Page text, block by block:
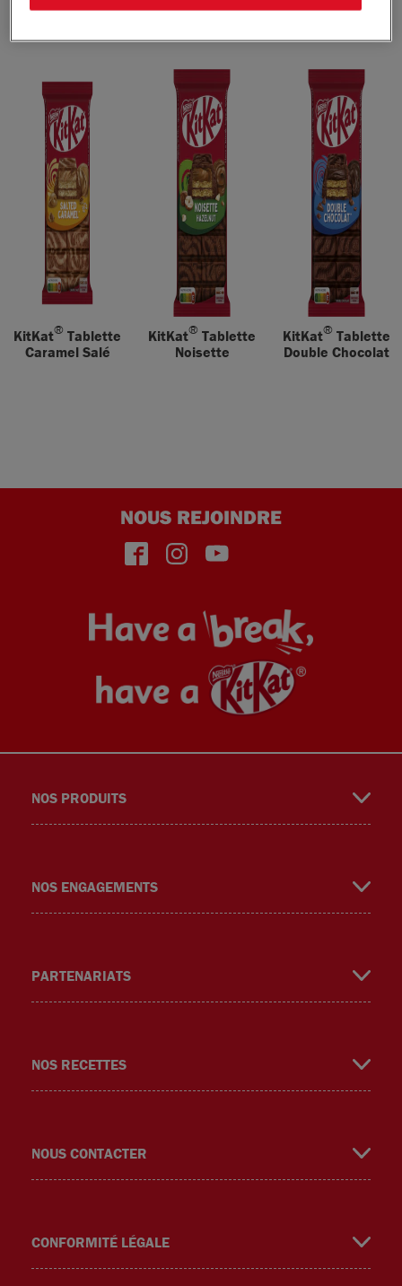
KitKat® Tablette
Caramel Salé
KitKat® Tablette
Noisette
KitKat® Tablette
Double Chocolat
NOUS REJOINDRE
face
book
insta yout
NOS PRODUITS
NOS ENGAGEMENTS
PARTENARIATS
NOS RECETTES
NOUS CONTACTER
CONFORMITÉ LÉGALE